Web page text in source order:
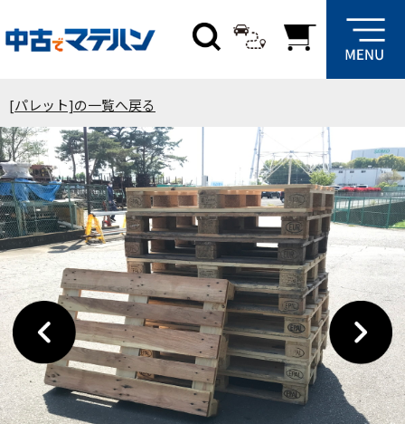
[パレット]の一覧へ戻る